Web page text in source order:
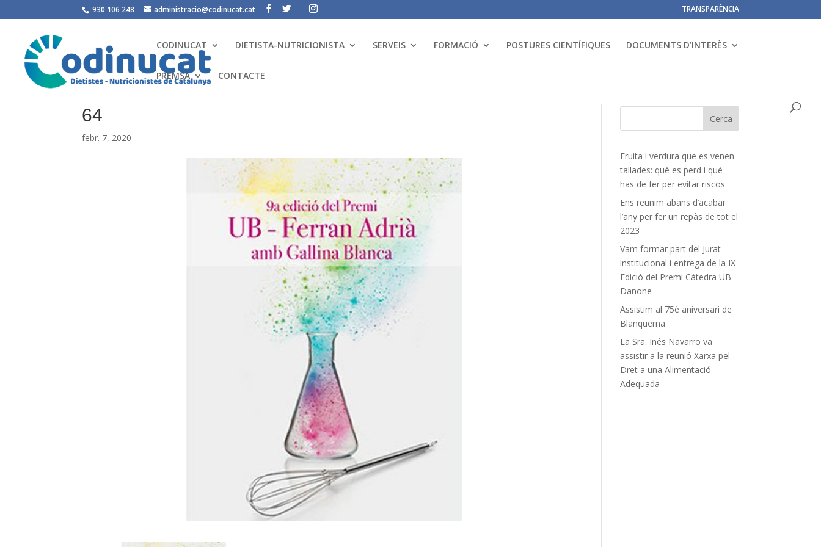
930 106 248 administracio@codinucat.cat TRANSPARÈNCIA
CODINUCAT DIETISTA-NUTRICIONISTA SERVEIS FORMACIÓ POSTURES CIENTÍFIQUES DOCUMENTS D’INTERÈS
PREMSA CONTACTE
64
febr. 7, 2020
Fruita i verdura que es venen
tallades: què es perd i què
has de fer per evitar riscos
Ens reunim abans d’acabar
l’any per fer un repàs de tot el
2023
Vam formar part del Jurat
institucional i entrega de la IX
Edició del Premi Càtedra UB-
Danone
Assistim al 75è aniversari de
Blanquerna
La Sra. Inés Navarro va
assistir a la reunió Xarxa pel
Dret a una Alimentació
Adequada